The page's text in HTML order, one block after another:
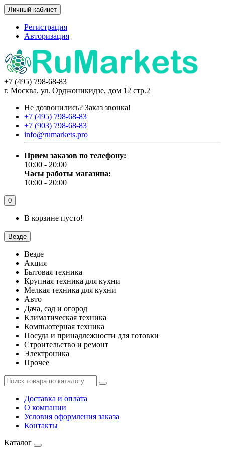
Личный кабинет
Регистрация
Авторизация
+7 (495) 798-68-83
г. Москва, ул. Орджоникидзе, дом 12 стр.2
Не дозвонились? Заказ звонка!
+7 (495) 798-68-83
+7 (903) 798-68-83
info@rumarkets.pro
Прием заказов по телефону:
10:00 - 20:00
Часы работы магазина:
10:00 - 20:00
0
В корзине пусто!
Везде
Везде
Акция
Бытовая техника
Крупная техника для кухни
Мелкая техника для кухни
Авто
Дача, сад и огород
Климатическая техника
Компьютерная техника
Посуда и принадлежности для готовки
Строительство и ремонт
Электроника
Прочее
Доставка и оплата
О компании
Условия оформления заказа
Контакты
Каталог